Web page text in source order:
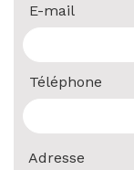
E-mail
Téléphone
Adresse